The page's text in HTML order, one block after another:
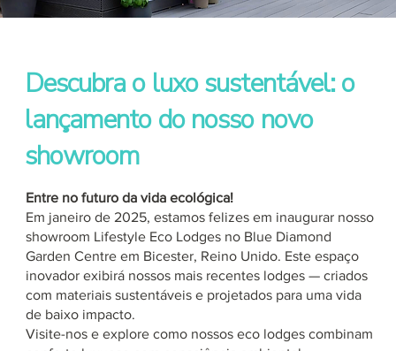
Descubra o luxo sustentável: o
lançamento do nosso novo
showroom
Entre no futuro da vida ecológica!
Em janeiro de 2025, estamos felizes em inaugurar nosso
showroom Lifestyle Eco Lodges no Blue Diamond
Garden Centre em Bicester, Reino Unido. Este espaço
inovador exibirá nossos mais recentes lodges — criados
com materiais sustentáveis e projetados para uma vida
de baixo impacto.
Visite-nos e explore como nossos eco lodges combinam